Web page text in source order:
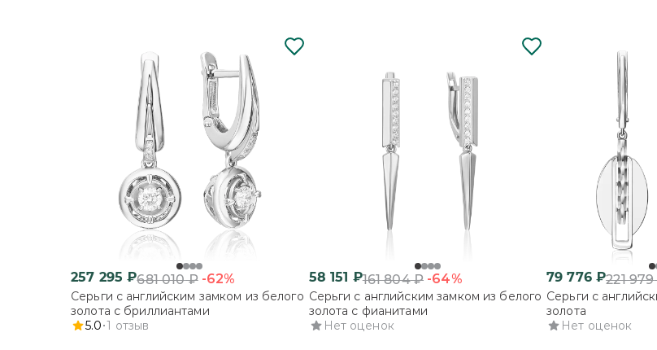
257 295 ₽681 010₽ -62%
Серьги с английским замком из белого
золота с бриллиантами
5.0 1 отзыв
58 151 ₽161 804₽ -64%
Серьги с английским замком из белого
золота с фианитами
Нет оценок
79 776₽221 979
Серьги с
золота
Нет оценок